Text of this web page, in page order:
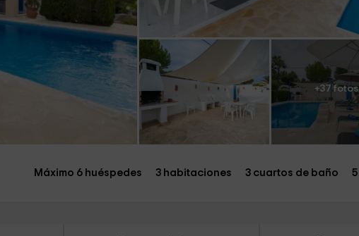
+37 fotos
Máximo 6 huéspedes 3 habitaciones 3 cuartos de baño